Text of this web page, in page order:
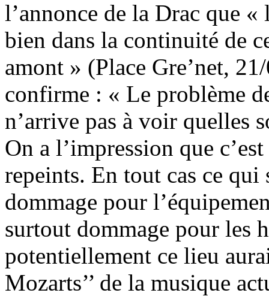
l’annonce de la Drac que
bien dans la continuité de
amont » (Place Gre’net,
confirme : « Le problème
n’arrive pas à voir quelles
On a l’impression que
repeints. En tout cas ce qui
dommage pour
surtout dommage pour les
potentiellement ce lieu
Mozarts’’ de la musique